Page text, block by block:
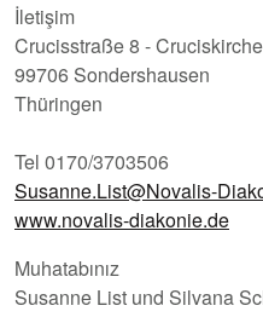
İletişim
Crucisstraße 8 - Cruciskirche
99706 Sondershausen
Thüringen
Tel 0170/3703506
Susanne.List@Novalis-
www.novalis-diakonie.de
Muhatabınız
Susanne List und Silvana